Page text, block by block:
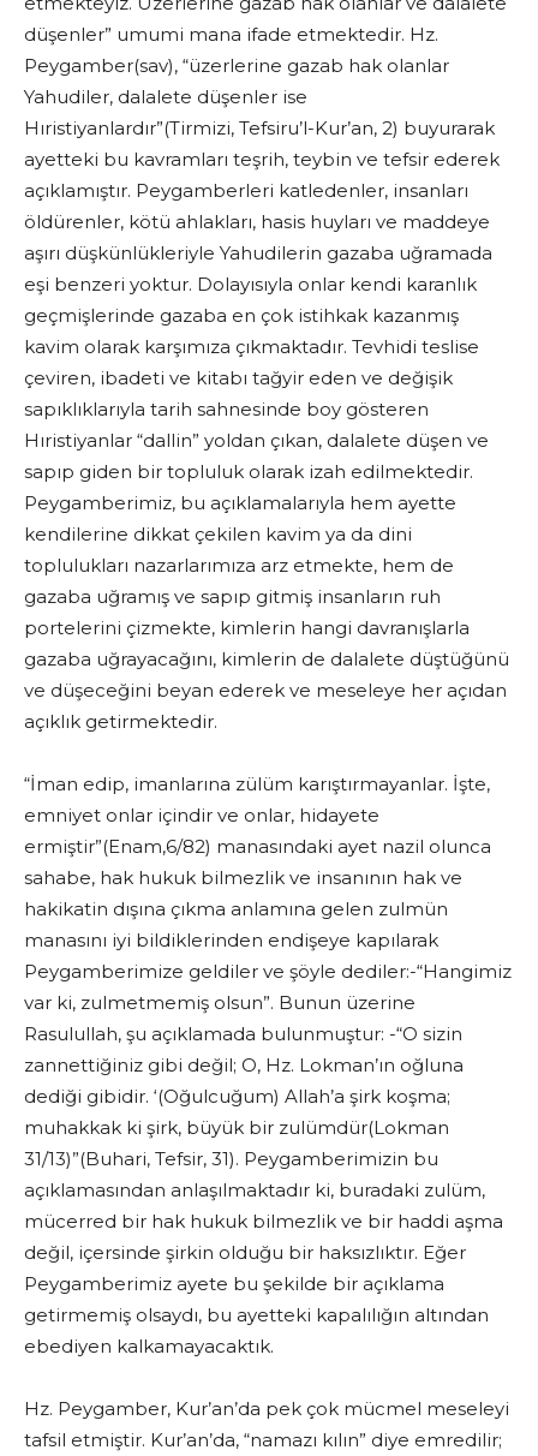
düşenler” umumi mana ifade etmektedir. Hz.
Peygamber(sav), “üzerlerine gazab hak olanlar
Yahudiler, dalalete düşenler ise
Hıristiyanlardır”(Tirmizi, Tefsiru’l-Kur’an, 2) buyurarak
ayetteki bu kavramları teşrih, teybin ve tefsir ederek
açıklamıştır. Peygamberleri katledenler, insanları
öldürenler, kötü ahlakları, hasis huyları ve maddeye
aşırı düşkünlükleriyle Yahudilerin gazaba uğramada
eşi benzeri yoktur. Dolayısıyla onlar kendi karanlık
geçmişlerinde gazaba en çok istihkak kazanmış
kavim olarak karşımıza çıkmaktadır. Tevhidi teslise
çeviren, ibadeti ve kitabı tağyir eden ve değişik
sapıklıklarıyla tarih sahnesinde boy gösteren
Hıristiyanlar “dallin” yoldan çıkan, dalalete düşen ve
sapıp giden bir topluluk olarak izah edilmektedir.
Peygamberimiz, bu açıklamalarıyla hem ayette
kendilerine dikkat çekilen kavim ya da dini
toplulukları nazarlarımıza arz etmekte, hem de
gazaba uğramış ve sapıp gitmiş insanların ruh
portelerini çizmekte, kimlerin hangi davranışlarla
gazaba uğrayacağını, kimlerin de dalalete düştüğünü
ve düşeceğini beyan ederek ve meseleye her açıdan
açıklık getirmektedir.
“İman edip, imanlarına zülüm karıştırmayanlar. İşte,
emniyet onlar içindir ve onlar, hidayete
ermiştir”(Enam,6/82) manasındaki ayet nazil olunca
sahabe, hak hukuk bilmezlik ve insanının hak ve
hakikatin dışına çıkma anlamına gelen zulmün
manasını iyi bildiklerinden endişeye kapılarak
Peygamberimize geldiler ve şöyle dediler:-“Hangimiz
var ki, zulmetmemiş olsun”. Bunun üzerine
Rasulullah, şu açıklamada bulunmuştur: -“O sizin
zannettiğiniz gibi değil; O, Hz. Lokman’ın oğluna
dediği gibidir. ‘(Oğulcuğum) Allah’a şirk koşma;
muhakkak ki şirk, büyük bir zulümdür(Lokman
31/13)”(Buhari, Tefsir, 31). Peygamberimizin bu
açıklamasından anlaşılmaktadır ki, buradaki zulüm,
mücerred bir hak hukuk bilmezlik ve bir haddi aşma
değil, içersinde şirkin olduğu bir haksızlıktır. Eğer
Peygamberimiz ayete bu şekilde bir açıklama
getirmemiş olsaydı, bu ayetteki kapalılığın altından
ebediyen kalkamayacaktık.
Hz. Peygamber, Kur’an’da pek çok mücmel meseleyi
tafsil etmiştir. Kur’an’da, “namazı kılın” diye emredilir;